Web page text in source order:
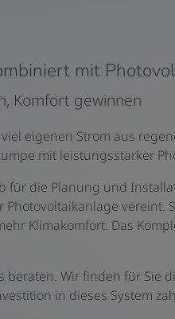
mit
Komfort gewinnen
eigenen Strom aus
mit leistungsstarker
für die Planung und
Photovoltaikanlage
Klimakomfort. Das
beraten. Wir finden für Sie
in dieses System